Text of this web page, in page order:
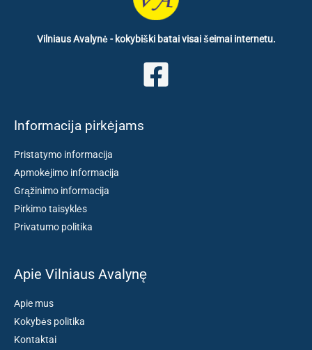
Vilniaus Avalynė - kokybiški batai visai šeimai internetu.
Informacija pirkėjams
Pristatymo informacija
Apmokėjimo informacija
Grąžinimo informacija
Pirkimo taisyklės
Privatumo politika
Apie Vilniaus Avalynę
Apie mus
Kokybės politika
Kontaktai